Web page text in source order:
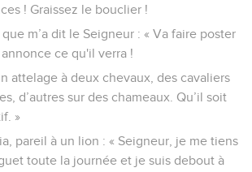
! Graissez le bouclier !
m’a dit le Seigneur : « Va faire poster
ce qu'il verra !
attelage à deux chevaux, des cavaliers
d’autres sur des chameaux. Qu’il soit
»
pareil à un lion : « Seigneur, je me tiens
toute la journée et je suis debout à